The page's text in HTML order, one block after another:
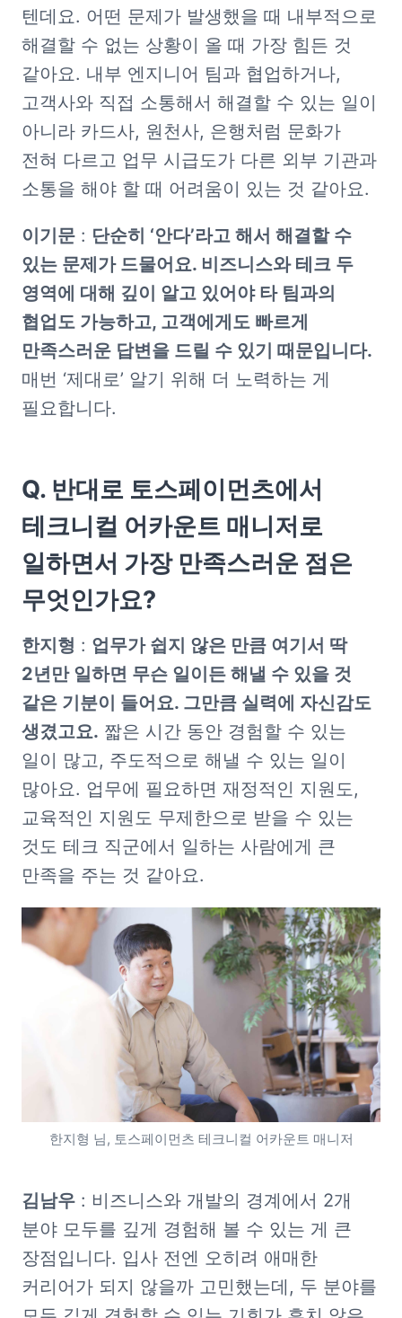
텐데요. 어떤 문제가 발생했을 때 내부적으로
해결할 수 없는 상황이 올 때 가장 힘든 것
같아요. 내부 엔지니어 팀과 협업하거나,
고객사와 직접 소통해서 해결할 수 있는 일이
아니라 카드사, 원천사, 은행처럼 문화가
전혀 다르고 업무 시급도가 다른 외부 기관과
소통을 해야 할 때 어려움이 있는 것 같아요.
이기문 : 단순히 ‘안다’라고 해서 해결할 수
있는 문제가 드물어요. 비즈니스와 테크 두
영역에 대해 깊이 알고 있어야 타 팀과의
협업도 가능하고, 고객에게도 빠르게
만족스러운 답변을 드릴 수 있기 때문입니다.
매번 ‘제대로’ 알기 위해 더 노력하는 게
필요합니다.
Q. 반대로 토스페이먼츠에서
테크니컬 어카운트 매니저로
일하면서 가장 만족스러운 점은
무엇인가요?
한지형 : 업무가 쉽지 않은 만큼 여기서 딱
2년만 일하면 무슨 일이든 해낼 수 있을 것
같은 기분이 들어요. 그만큼 실력에 자신감도
생겼고요. 짧은 시간 동안 경험할 수 있는
일이 많고, 주도적으로 해낼 수 있는 일이
많아요. 업무에 필요하면 재정적인 지원도,
교육적인 지원도 무제한으로 받을 수 있는
것도 테크 직군에서 일하는 사람에게 큰
만족을 주는 것 같아요.
한지형 님, 토스페이먼츠 테크니컬 어카운트 매니저
김남우 : 비즈니스와 개발의 경계에서 2개
분야 모두를 깊게 경험해 볼 수 있는 게 큰
장점입니다. 입사 전엔 오히려 애매한
커리어가 되지 않을까 고민했는데, 두 분야를